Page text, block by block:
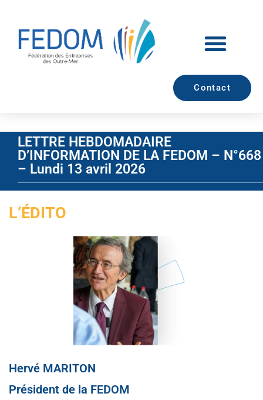
Contact
LETTRE HEBDOMADAIRE
D’INFORMATION DE LA FEDOM – N°668
– Lundi 13 avril 2026
L’ÉDITO
Hervé MARITON
Président de la FEDOM